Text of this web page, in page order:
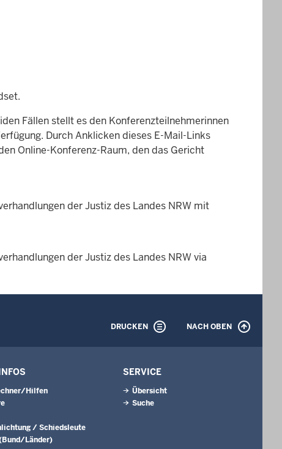
Fällen stellt es den Konferenzteilnehmerinnen
Durch Anklicken dieses E-Mail-Links
Online-Konferenz-Raum, den das Gericht
der Justiz des Landes NRW mit
der Justiz des Landes NRW via
DRUCKEN NACH OBEN
Hilfen
/ Schiedsleute
Länder)
SERVICE
Übersicht
Suche